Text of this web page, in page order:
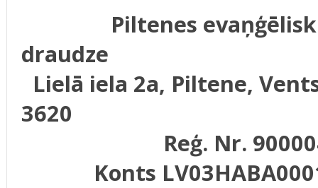
Piltenes
draudze
Lielā iela 2a, Piltene,
3620
Reģ. Nr.
Konts